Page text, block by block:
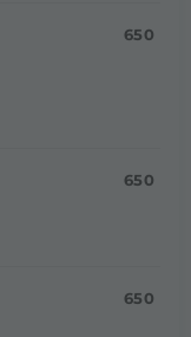
650
650
650